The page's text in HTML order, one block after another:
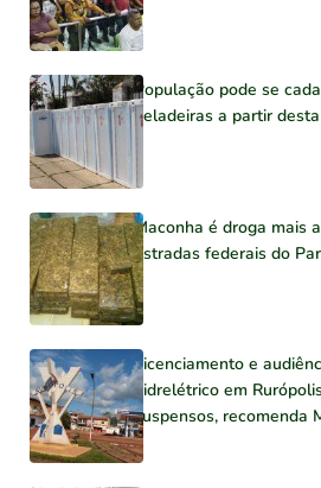
População pode se
geladeiras a partir
Maconha é droga mais
estradas federais do
Licenciamento e
hidrelétrico em
suspensos, recomenda